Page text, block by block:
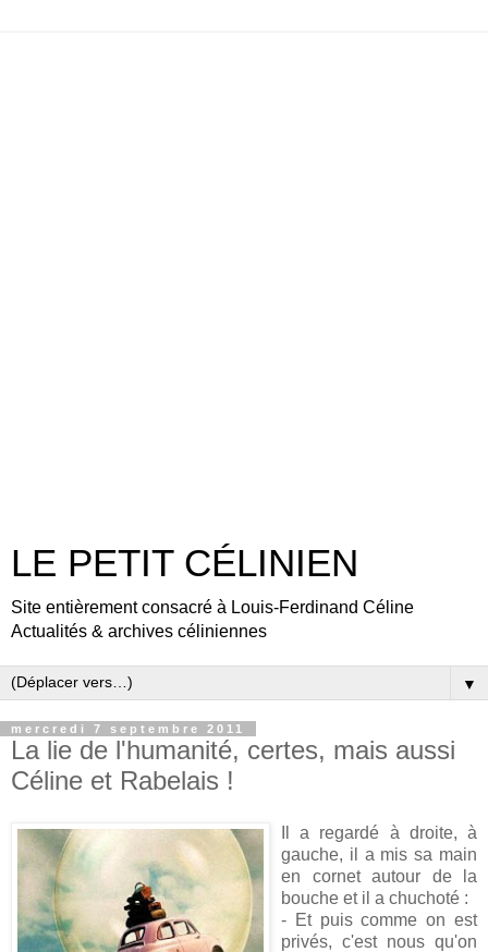
LE PETIT CÉLINIEN
Site entièrement consacré à Louis-Ferdinand Céline
Actualités & archives céliniennes
▼
mercredi 7 septembre 2011
La lie de l'humanité, certes, mais aussi
Céline et Rabelais !
Il a regardé à droite, à
gauche, il a mis sa main
en cornet autour de la
bouche et il a chuchoté :
- Et puis comme on est
privés, c'est nous qu'on